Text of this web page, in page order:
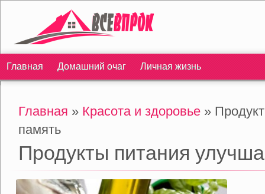
Главная Домашний очаг Личная жизнь
Главная » Красота и здоровье »
память
Продукты питания